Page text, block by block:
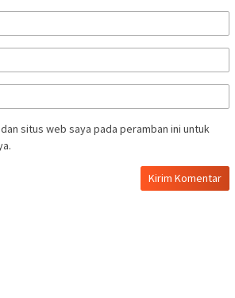
situs web saya pada peramban ini untuk